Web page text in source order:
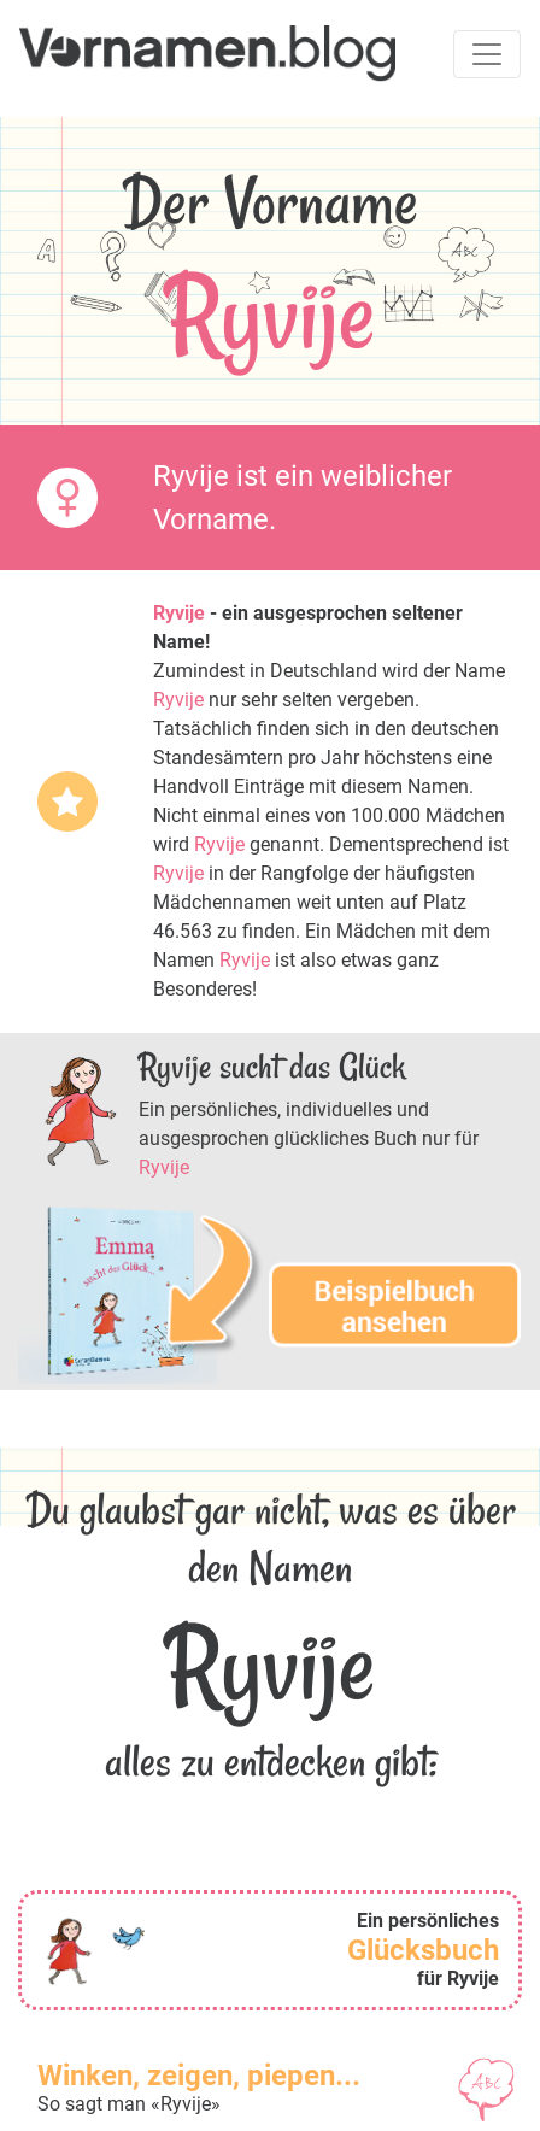
Der Vorname
Ryvije
Ryvije ist ein weiblicher
Vorname.
Ryvije - ein ausgesprochen seltener
Name!
Zumindest in Deutschland wird der Name
Ryvije nur sehr selten vergeben.
Tatsächlich finden sich in den deutschen
Standesämtern pro Jahr höchstens eine
Handvoll Einträge mit diesem Namen.
Nicht einmal eines von 100.000 Mädchen
wird Ryvije genannt. Dementsprechend ist
Ryvije in der Rangfolge der häufigsten
Mädchennamen weit unten auf Platz
46.563 zu finden. Ein Mädchen mit dem
Namen Ryvije ist also etwas ganz
Besonderes!
Ryvije sucht das Glück
Ein persönliches, individuelles und
ausgesprochen glückliches Buch nur für
Ryvije
Du glaubst gar nicht, was es über
den Namen
Ryvije
alles zu entdecken gibt:
Ein persönliches
Glücksbuch
für Ryvije
Winken, zeigen, piepen...
So sagt man «Ryvije»